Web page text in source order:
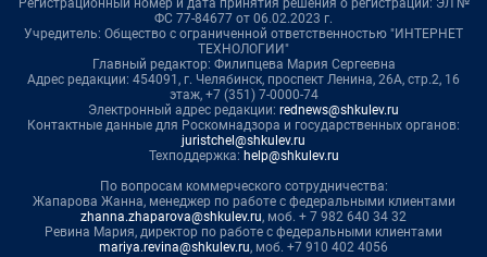
Регистрационный номер и дата принятия решения о регистрации: ЭЛ №
ФС 77-84677 от 06.02.2023 г.
Учредитель: Общество с ограниченной ответственностью "ИНТЕРНЕТ
ТЕХНОЛОГИИ"
Главный редактор: Филипцева Мария Сергеевна
Адрес редакции: 454091, г. Челябинск, проспект Ленина, 26А, стр.2, 16
этаж, +7 (351) 7-0000-74
Электронный адрес редакции: rednews@shkulev.ru
Контактные данные для Роскомнадзора и государственных органов:
juristchel@shkulev.ru
Техподдержка: help@shkulev.ru
По вопросам коммерческого сотрудничества:
Жапарова Жанна, менеджер по работе с федеральными клиентами
zhanna.zhaparova@shkulev.ru, моб. + 7 982 640 34 32
Ревина Мария, директор по работе с федеральными клиентами
mariya.revina@shkulev.ru, моб. +7 910 402 4056